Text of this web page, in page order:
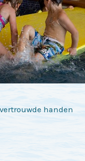
handen